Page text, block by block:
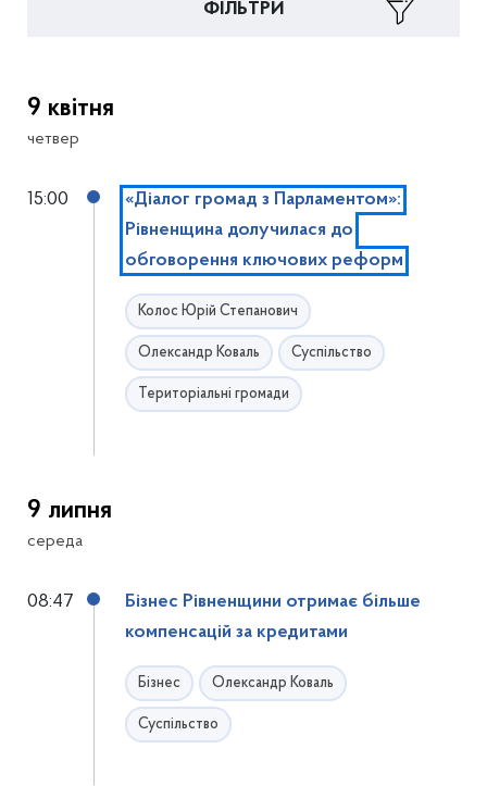
ФІЛЬТРИ
9 квітня
четвер
15:00
«Діалог громад з Парламентом»:
Рівненщина долучилася до
обговорення ключових реформ
Колос Юрій Степанович
Олександр Коваль Суспільство
Територіальні громади
9 липня
середа
08:47
Бізнес Рівненщини отримає більше
компенсацій за кредитами
Бізнес Олександр Коваль
Суспільство